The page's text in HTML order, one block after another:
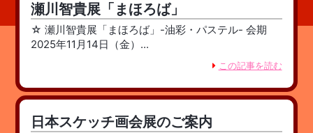
瀬川智貴展「まほろば」
☆ 瀬川智貴展「まほろば」-油彩・パステル- 会期
2025年11月14日（金）...
この記事を読む
日本スケッチ画会展のご案内